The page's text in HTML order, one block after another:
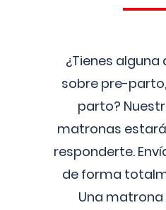
¿Tienes
sobre pre-
parto?
matronas
responderte.
de forma
Una